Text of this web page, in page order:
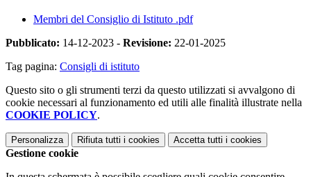
Membri del Consiglio di Istituto .pdf
Pubblicato: 14-12-2023 - Revisione: 22-01-2025
Tag pagina: Consigli di istituto
Questo sito o gli strumenti terzi da questo utilizzati si avvalgono di
cookie necessari al funzionamento ed utili alle finalità illustrate nella
COOKIE POLICY.
Personalizza Rifiuta tutti i cookies Accetta tutti i cookies
Gestione cookie